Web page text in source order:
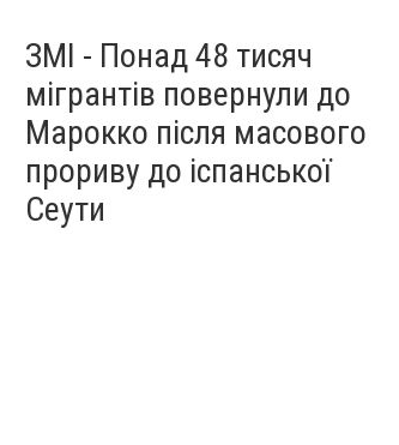
ЗМІ - Понад 48 тисяч
мігрантів повернули до
Марокко після масового
прориву до іспанської
Сеути